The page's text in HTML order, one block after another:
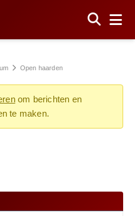
Open haarden
om berichten en
te maken.